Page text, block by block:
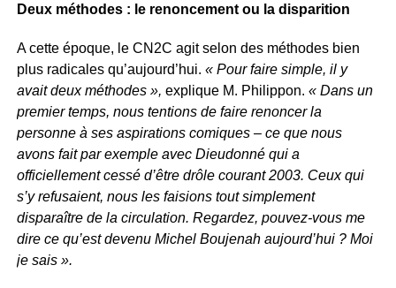
Deux méthodes : le renoncement ou la disparition
A cette époque, le CN2C agit selon des méthodes bien
plus radicales qu’aujourd’hui. « Pour faire simple, il y
avait deux méthodes », explique M. Philippon. « Dans un
premier temps, nous tentions de faire renoncer la
personne à ses aspirations comiques – ce que nous
avons fait par exemple avec Dieudonné qui a
officiellement cessé d’être drôle courant 2003. Ceux qui
s’y refusaient, nous les faisions tout simplement
disparaître de la circulation. Regardez, pouvez-vous me
dire ce qu’est devenu Michel Boujenah aujourd’hui ? Moi
je sais ».